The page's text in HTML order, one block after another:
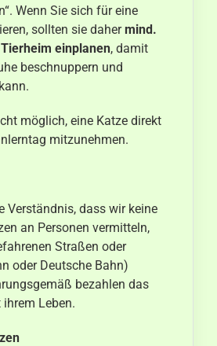
Wenn Sie sich für eine
sollten sie dahermind.
einplanen, damit
beschnuppern und
möglich, eine Katze direkt
mitzunehmen.
Verständnis, dass wir keine
an Personen vermitteln,
Straßen oder
oder Deutsche Bahn)
bezahlen das
Leben.